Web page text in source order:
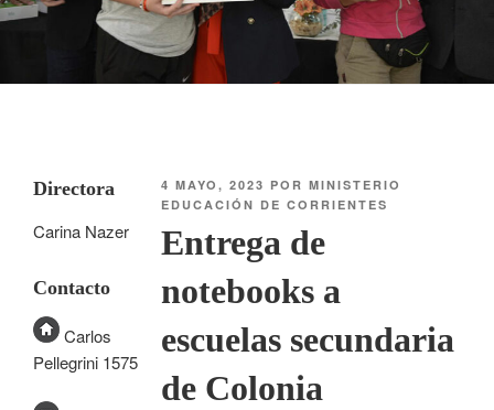
4 MAYO, 2023 PORMINISTERIO
EDUCACIÓN DE CORRIENTES
Entrega de
notebooks a
escuelas secundaria
de Colonia
Directora
Carina Nazer
Contacto
Carlos
Pellegrini 1575